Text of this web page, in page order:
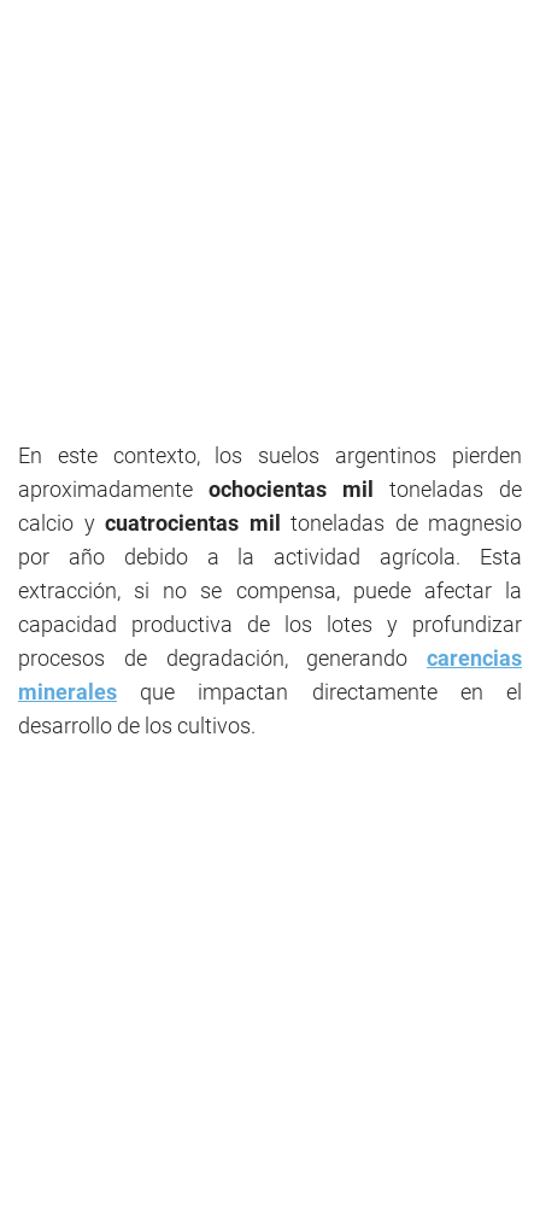
En este contexto, los suelos argentinos pierden
aproximadamente ochocientas mil
toneladas de
calcio y cuatrocientas mil
toneladas de magnesio
por año debido a la actividad agrícola. Esta
extracción, si no se compensa, puede afectar la
capacidad productiva de los lotes y profundizar
procesos de degradación, generando carencias
minerales que impactan directamente en el
desarrollo de los cultivos.